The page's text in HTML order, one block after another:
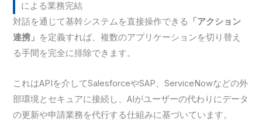
による業務完結
対話を通じて基幹システムを直接操作できる
「アクション
連携」 を定義すれば、複数のアプリケーションを切り替え
る手間を完全に排除できます。
これはAPIを介してSalesforceやSAP、ServiceNowなどの外
部環境とセキュアに接続し、AIがユーザーの代わりにデータ
の更新や申請業務を代行する仕組みに基づいています。